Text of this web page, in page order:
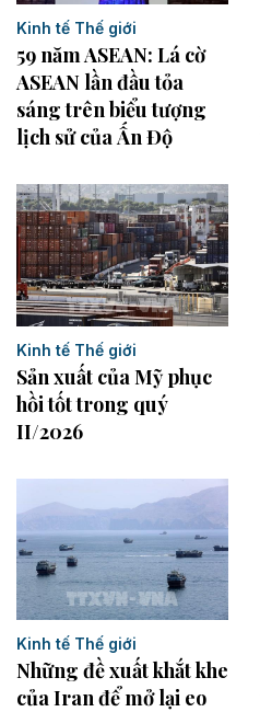
Kinh tế Thế giới
59 năm ASEAN: Lá cờ
ASEAN lần đầu tỏa
sáng trên biểu tượng
lịch sử của Ấn Độ
Kinh tế Thế giới
Sản xuất của Mỹ phục
hồi tốt trong quý
II/2026
Kinh tế Thế giới
Những đề xuất khắt khe
của Iran để mở lại eo